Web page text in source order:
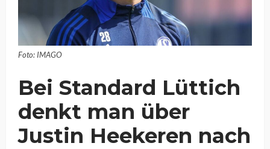
Foto: IMAGO
Bei Standard Lüttich
denkt man über
Justin Heekeren nach